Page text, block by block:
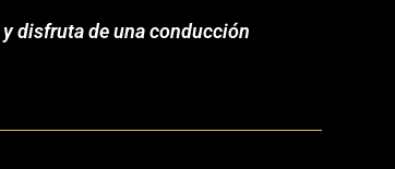
disfruta de una conducción